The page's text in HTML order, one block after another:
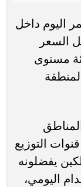
اليوم داخل
سجل السعر
مستوى
حسب المنطقة
التوزيع
يفضلونه
اليومي،